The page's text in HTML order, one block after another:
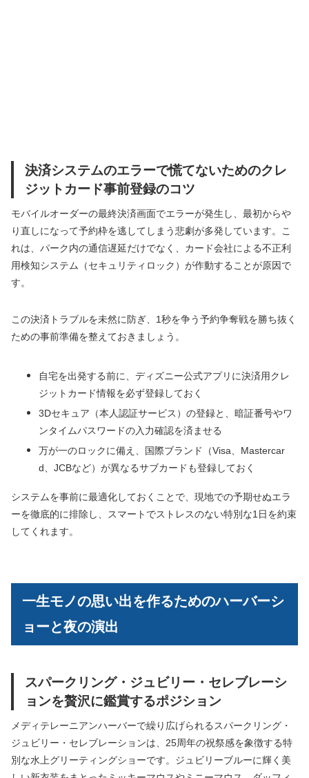
決済システムのエラーで慌てないためのクレ
ジットカード事前登録のコツ
モバイルオーダーの最終決済画面でエラーが発生し、最初からや
り直しになって予約枠を逃してしまう悲劇が多発しています。こ
れは、パーク内の通信遅延だけでなく、カード会社による不正利
用検知システム（セキュリティロック）が作動することが原因で
す。
この決済トラブルを未然に防ぎ、1秒を争う予約争奪戦を勝ち抜く
ための事前準備を整えておきましょう。
自宅を出発する前に、ディズニー公式アプリに決済用クレ
ジットカード情報を必ず登録しておく
3Dセキュア（本人認証サービス）の登録と、暗証番号やワ
ンタイムパスワードの入力確認を済ませる
万が一のロックに備え、国際ブランド（Visa、Mastercar
d、JCBなど）が異なるサブカードも登録しておく
システムを事前に最適化しておくことで、現地での予期せぬエラ
ーを徹底的に排除し、スマートでストレスのない特別な1日を約束
してくれます。
一生モノの思い出を作るためのハーバーシ
ョーと夜の演出
スパークリング・ジュビリー・セレブレーシ
ョンを贅沢に鑑賞するポジション
メディテレーニアンハーバーで繰り広げられるスパークリング・
ジュビリー・セレブレーションは、25周年の祝祭感を象徴する特
別な水上グリーティングショーです。ジュビリーブルーに輝く美